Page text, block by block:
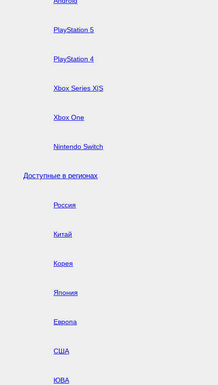
PlayStation 5
PlayStation 4
Xbox Series X|S
Xbox One
Nintendo Switch
Доступные в регионах
Россия
Китай
Корея
Япония
Европа
США
ЮВА